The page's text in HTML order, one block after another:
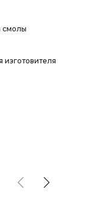
смолы
изготовителя